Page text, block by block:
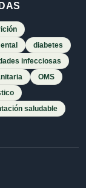
diabetes
infecciosas
OMS
saludable